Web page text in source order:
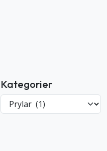
Kategorier
a